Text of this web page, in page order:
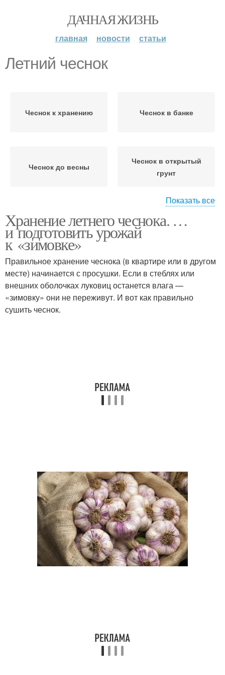
ДАЧНАЯ ЖИЗНЬ
главная новости статьи
Летний чеснок
Чеснок к хранению Чеснок в банке
Чеснок до весны
Чеснок в открытый
грунт
Озимый чеснок Чеснок под зиму
Яровой чеснок
Показать все
Хранение летнего чеснока. …
и подготовить урожай
к «зимовке»
Правильное хранение чеснока (в квартире или в другом
месте) начинается с просушки. Если в стеблях или
внешних оболочках луковиц останется влага —
«зимовку» они не переживут. И вот как правильно
сушить чеснок.